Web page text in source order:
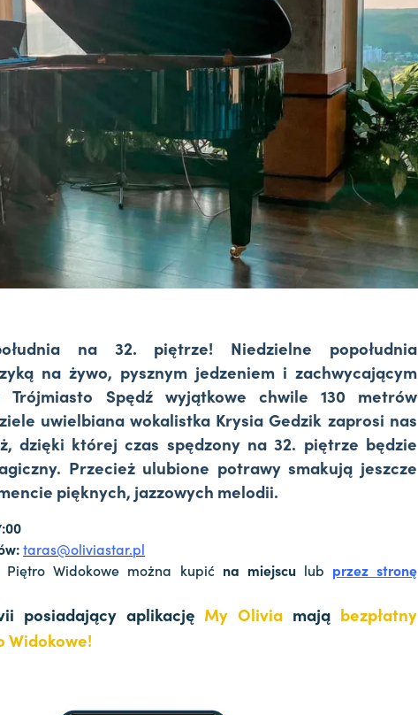
na 32. piętrze! Niedzielne popołudnia
na żywo, pysznym jedzeniem i zachwycającym
Trójmiasto Spędź wyjątkowe chwile 130 metrów
uwielbiana wokalistka Krysia Gedzik zaprosi nas
dzięki której czas spędzony na 32. piętrze będzie
Przecież ulubione potrawy smakują jeszcze
pięknych, jazzowych melodii.
taras@oliviastar.pl
Widokowe można kupić na miejsculub przez stronę
posiadający aplikację My Olivia mają bezpłatny
Widokowe!